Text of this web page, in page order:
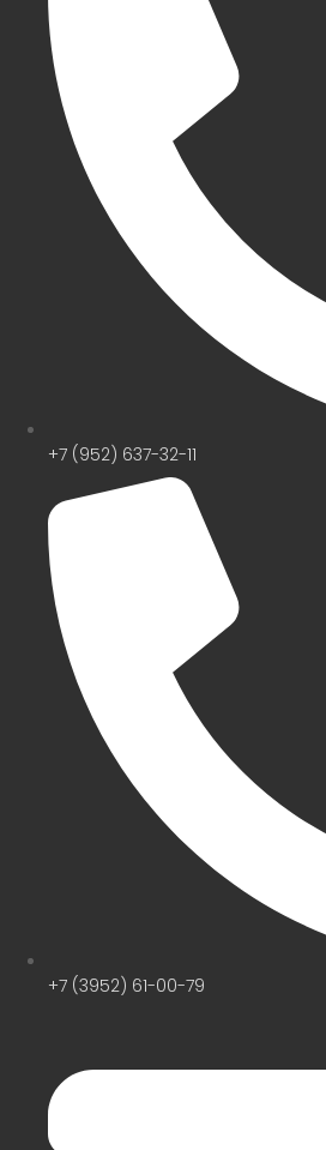
+7 (952) 637-32-11
+7 (3952) 61-00-79